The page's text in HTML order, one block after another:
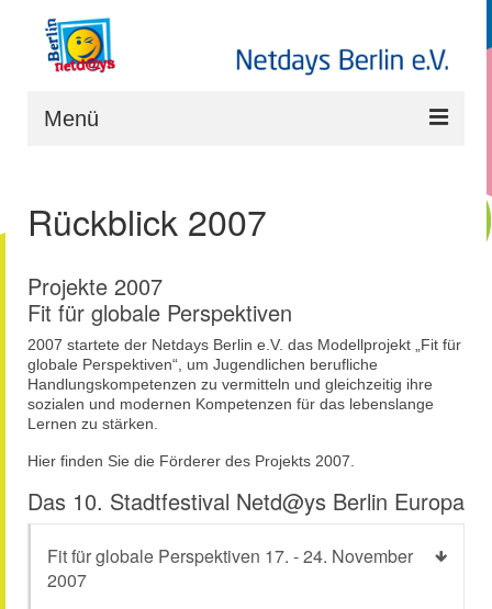
Menü
Projekte
Partner
Downloads
Der Verein
Rückblick 2007
Projekte 2007
Fit für globale Perspektiven
2007 startete der Netdays Berlin e.V. das Modellprojekt „Fit für
globale Perspektiven“, um Jugendlichen berufliche
Handlungskompetenzen zu vermitteln und gleichzeitig ihre
sozialen und modernen Kompetenzen für das lebenslange
Lernen zu stärken.
Hier finden Sie die Förderer des Projekts 2007.
Das 10. Stadtfestival Netd@ys Berlin Europa
Fit für globale Perspektiven 17. - 24. November
2007